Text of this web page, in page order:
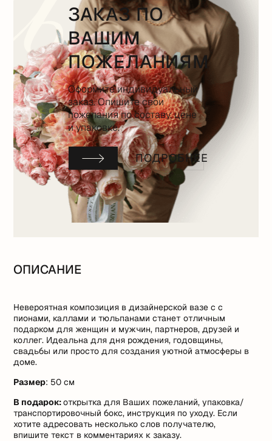
ЗАКАЗ ПО
ВАШИМ
ПОЖЕЛАНИЯМ
Оформите индивидуальный
заказ. Опишите свои
пожелания по составу, цене
и упаковке.
ПОДРОБНЕЕ
ОПИСАНИЕ
Невероятная композиция в дизайнерской вазе с с
пионами, каллами и тюльпанами станет отличным
подарком для женщин и мужчин, партнеров, друзей и
коллег. Идеальна для дня рождения, годовщины,
свадьбы или просто для создания уютной атмосферы в
доме.
Размер: 50 см
В подарок:открытка для Ваших пожеланий, упаковка/
транспортировочный бокс, инструкция по уходу. Если
хотите адресовать несколько слов получателю,
впишите текст в комментариях к заказу.